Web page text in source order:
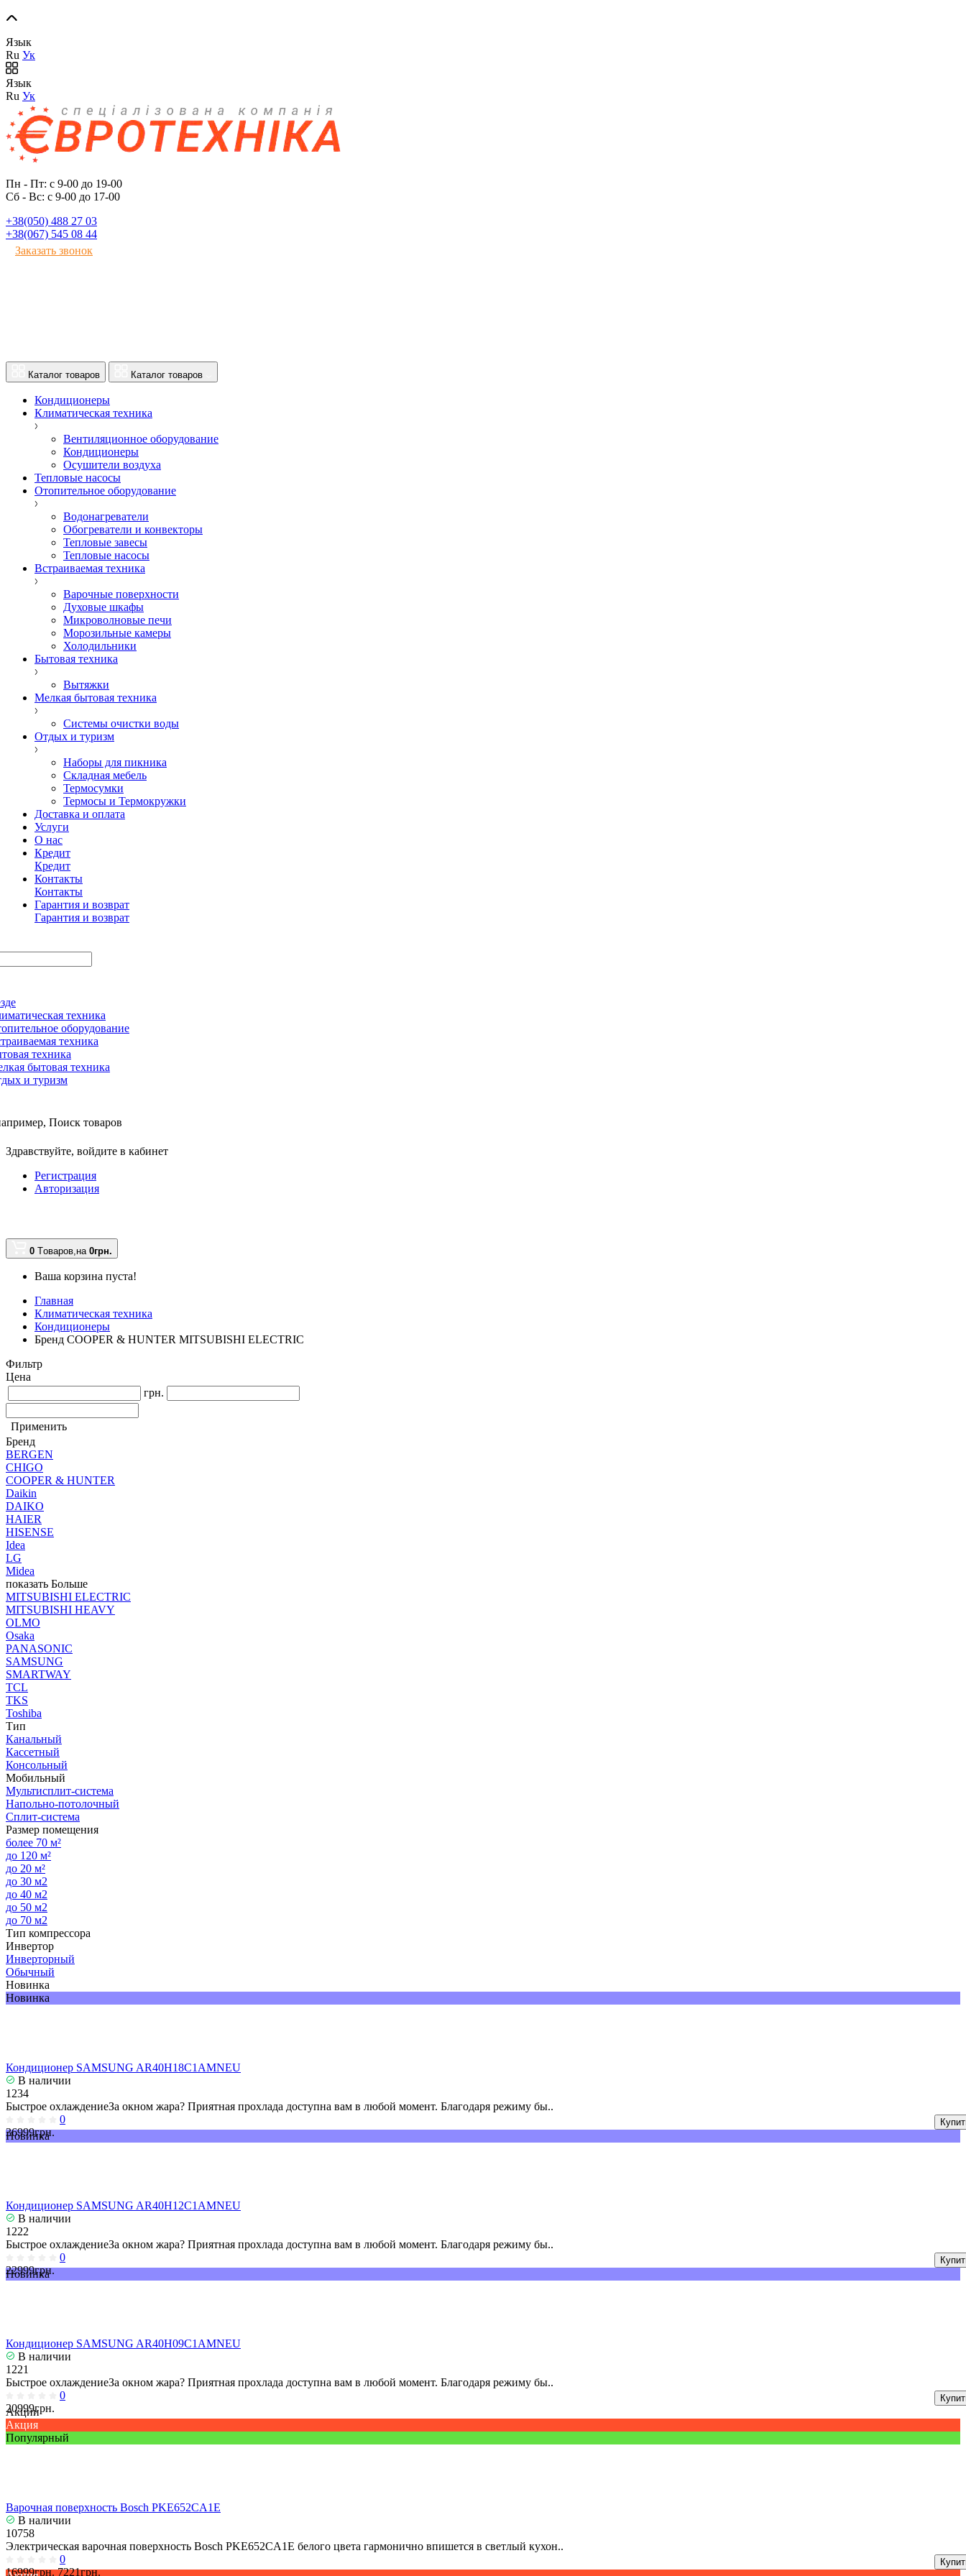
Язык
Ru Ук
Язык
Ru Ук
Пн - Пт: с 9-00 до 19-00
Сб - Вс: с 9-00 до 17-00
+38(050) 488 27 03
+38(067) 545 08 44
Заказать звонок
Каталог товаров Каталог товаров
Кондиционеры
Климатическая техника
Вентиляционное оборудование
Кондиционеры
Осушители воздуха
Тепловые насосы
Отопительное оборудование
Водонагреватели
Обогреватели и конвекторы
Тепловые завесы
Тепловые насосы
Встраиваемая техника
Варочные поверхности
Духовые шкафы
Микроволновые печи
Морозильные камеры
Холодильники
Бытовая техника
Вытяжки
Мелкая бытовая техника
Системы очистки воды
Отдых и туризм
Наборы для пикника
Складная мебель
Термосумки
Термосы и Термокружки
Доставка и оплата
Услуги
О нас
Кредит
Кредит
Контакты
Контакты
Гарантия и возврат
Гарантия и возврат
техника
оборудование
техника
техника
бытовая техника
и туризм
Поиск товаров
Здравствуйте, войдите в кабинет
Регистрация
Авторизация
0 Tоваров,на 0грн.
Ваша корзина пуста!
Главная
Климатическая техника
Кондиционеры
Бренд COOPER & HUNTER MITSUBISHI ELECTRIC
Фильтр
Цена
грн.
Применить
Бренд
BERGEN
CHIGO
COOPER & HUNTER
Daikin
DAIKO
HAIER
HISENSE
Idea
LG
Midea
показать Больше
MITSUBISHI ELECTRIC
MITSUBISHI HEAVY
OLMO
Osaka
PANASONIC
SAMSUNG
SMARTWAY
TCL
TKS
Toshiba
Тип
Канальный
Кассетный
Консольный
Мобильный
Мультисплит-система
Напольно-потолочный
Сплит-система
Размер помещения
более 70 м²
до 120 м²
до 20 м²
до 30 м2
до 40 м2
до 50 м2
до 70 м2
Тип компрессора
Инвертор
Инверторный
Обычный
Новинка
Новинка
Кондиционер SAMSUNG AR40H18C1AMNEU
В наличии
1234
Быстрое охлаждениеЗа окном жара? Приятная прохлада доступна вам в любой момент. Благодаря режиму бы..
0
36999грн.
Новинка
Кондиционер SAMSUNG AR40H12C1AMNEU
В наличии
1222
Быстрое охлаждениеЗа окном жара? Приятная прохлада доступна вам в любой момент. Благодаря режиму бы..
0
22999грн.
Новинка
Кондиционер SAMSUNG AR40H09C1AMNEU
В наличии
1221
Быстрое охлаждениеЗа окном жара? Приятная прохлада доступна вам в любой момент. Благодаря режиму бы..
0
20999грн.
Акции
Акция
Популярный
Варочная поверхность Bosch PKE652CA1E
В наличии
10758
Электрическая варочная поверхность Bosch PKE652CA1E белого цвета гармонично впишется в светлый кухон..
0
16999грн. 7221грн.